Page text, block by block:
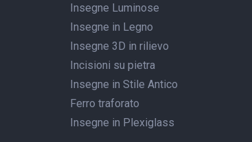
Insegne Luminose
Insegne in Legno
Insegne 3D in rilievo
Incisioni su pietra
Insegne in Stile Antico
Ferro traforato
Insegne in Plexiglass